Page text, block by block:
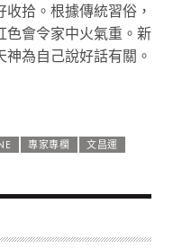
拾。根據傳統習俗，
色會令家中火氣重。新
為自己說好話有關。
專家專欄
文昌運